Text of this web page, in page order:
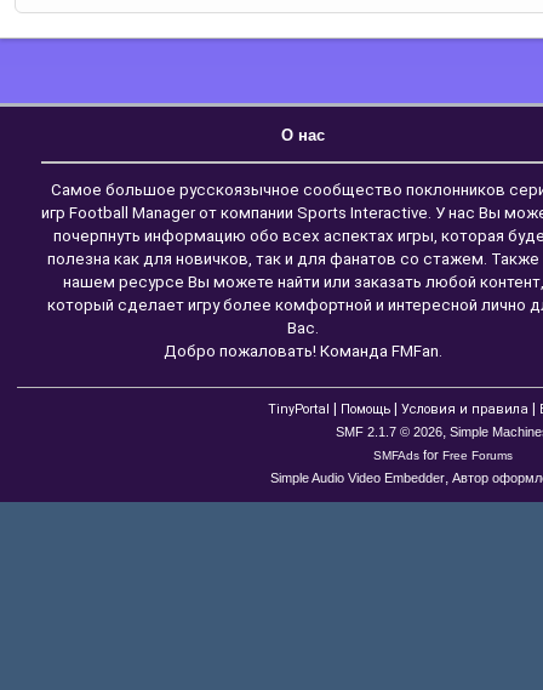
О нас
Самое большое русскоязычное сообщество поклонников
игр Football Manager от компании Sports Interactive. У нас Вы
почерпнуть информацию обо всех аспектах игры, которая
полезна как для новичков, так и для фанатов со стажем. Также
нашем ресурсе Вы можете найти или заказать любой контент,
который сделает игру более комфортной и интересной лично
Вас.
Добро пожаловать! Команда FMFan.
TinyPortal Помощь Условия и правила
SMF 2.1.7 © 2026, Simple
SMFAdsfor Free Forums
Simple Audio Video Embedder, Автор